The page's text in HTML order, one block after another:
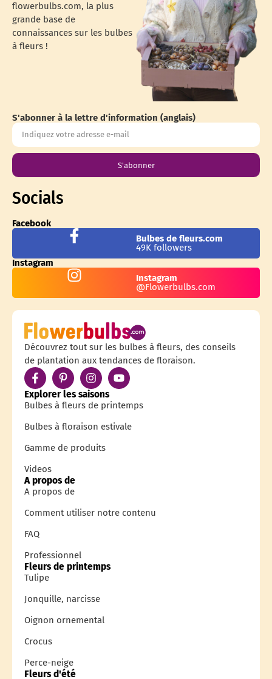
flowerbulbs.com, la plus
grande base de
connaissances sur les bulbes
à fleurs !
S'abonner à la lettre d'information (anglais)
S'abonner
Socials
Facebook
Bulbes de fleurs.com
49K followers
Instagram
Instagram
@Flowerbulbs.com
Découvrez tout sur les bulbes à fleurs, des conseils
de plantation aux tendances de floraison.
Explorer les saisons
Bulbes à fleurs de printemps
Bulbes à floraison estivale
Gamme de produits
Videos
A propos de
A propos de
Comment utiliser notre contenu
FAQ
Professionnel
Fleurs de printemps
Tulipe
Jonquille, narcisse
Oignon ornemental
Crocus
Perce-neige
Fleurs d'été